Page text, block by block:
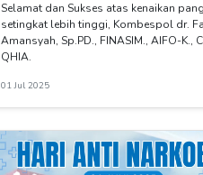
Selamat dan Sukses atas kenaikan
setingkat lebih tinggi, Kombespol dr.
Amansyah, Sp.PD., FINASIM., AIFO-K.,
QHIA.
01 Jul 2025